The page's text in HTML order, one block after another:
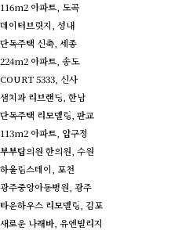
116m2 아파트, 도곡
데이터브릿지, 성내
단독주택 신축, 세종
224m2 아파트, 송도
COURT 5333, 신사
샘치과 리브랜딩, 한남
단독주택 리모델링, 판교
113m2 아파트, 압구정
부부탑의원 한의원, 수원
하울림스테이, 포천
광주중앙아동병원, 광주
타운하우스 리모델링, 김포
새로운 나래바, 유엔빌리지